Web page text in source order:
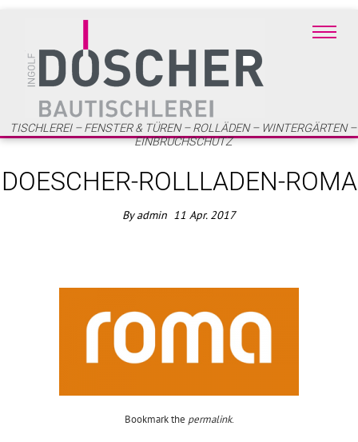
TISCHLEREI – FENSTER & TÜREN – ROLLÄDEN – WINTERGÄRTEN –
EINBRUCHSCHUTZ
DOESCHER-ROLLLADEN-ROMA
Byadmin 11 Apr. 2017
Bookmark the permalink.